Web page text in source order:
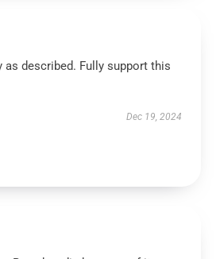
as described. Fully support this
Dec 19, 2024